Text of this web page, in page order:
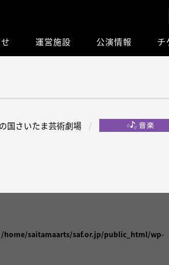
運営施設 公演情報 チ
国さいたま芸術劇場
/home/saitamaarts/saf.or.jp/public_html/wp-